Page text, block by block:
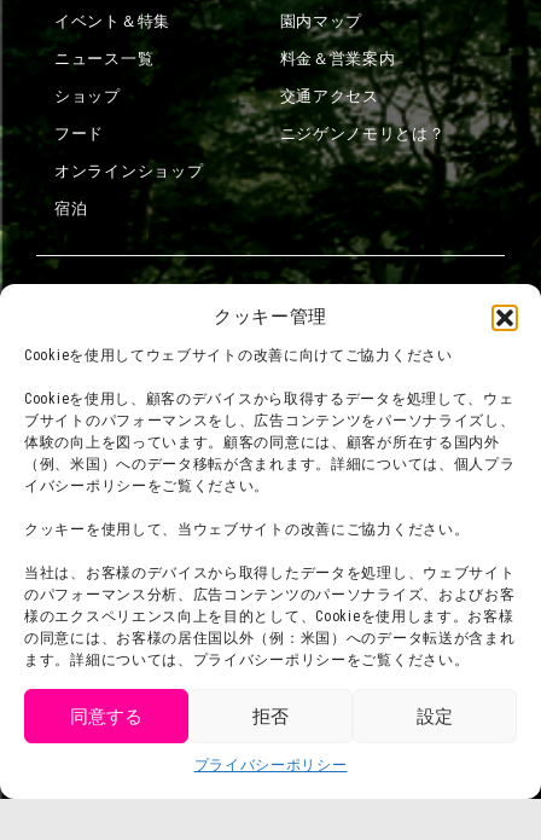
クッキー管理
Cookieを使用してウェブサイトの改善に向けてご協力ください
Cookieを使用し、顧客のデバイスから取得するデータを処理して、ウェ
ブサイトのパフォーマンスをし、広告コンテンツをパーソナライズし、
体験の向上を図っています。顧客の同意には、顧客が所在する国内外
（例、米国）へのデータ移転が含まれます。詳細については、個人プラ
イバシーポリシーをご覧ください。
クッキーを使用して、当ウェブサイトの改善にご協力ください。
当社は、お客様のデバイスから取得したデータを処理し、ウェブサイト
のパフォーマンス分析、広告コンテンツのパーソナライズ、およびお客
様のエクスペリエンス向上を目的として、Cookieを使用します。お客様
の同意には、お客様の居住国以外（例：米国）へのデータ転送が含まれ
ます。詳細については、プライバシーポリシーをご覧ください。
同意する 拒否 設定
プライバシーポリシー
イベント＆特集
ニュース一覧
ショップ
フード
オンラインショップ
宿泊
園内マップ
料金＆営業案内
交通アクセス
ニジゲンノモリとは？
お問い合わせ
利用規約
プライバシーポリシー
プレスリリース
会社概要
スタッフ募集